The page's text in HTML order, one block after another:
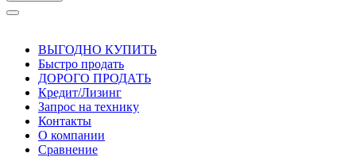
ВЫГОДНО КУПИТЬ
Быстро продать
ДОРОГО ПРОДАТЬ
Кредит/Лизинг
Запрос на технику
Контакты
О компании
Сравнение